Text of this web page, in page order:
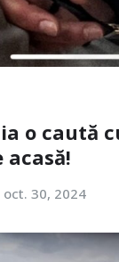
o caută
oct. 30, 2024